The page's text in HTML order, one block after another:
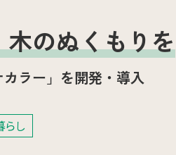
のぬくもりを
ラー」を開発・導入
らし